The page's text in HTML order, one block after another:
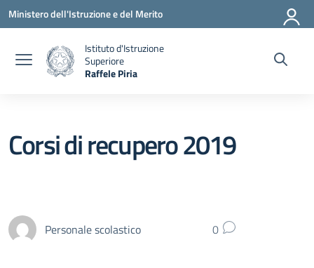
Vai ai contenuti
Vai al menu di navigazione
Vai al footer
Ministero dell'Istruzione e del Merito
Istituto d'Istruzione
Superiore
Raffele Piria
Corsi di recupero 2019
Personale scolastico 0